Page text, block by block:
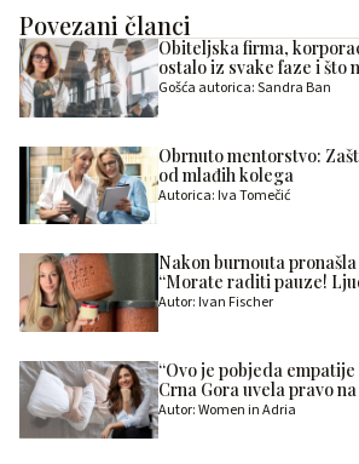
Povezani članci
Obiteljska firma,
ostalo iz svake faze i što
Gošća autorica: Sandra Ban
Obrnuto mentorstvo:
od mlađih kolega
Autorica: Iva Tomečić
Nakon burnouta
“Morate raditi pauze!
Autor: Ivan Fischer
“Ovo je pobjeda
Crna Gora uvela pravo
Autor: Women in Adria